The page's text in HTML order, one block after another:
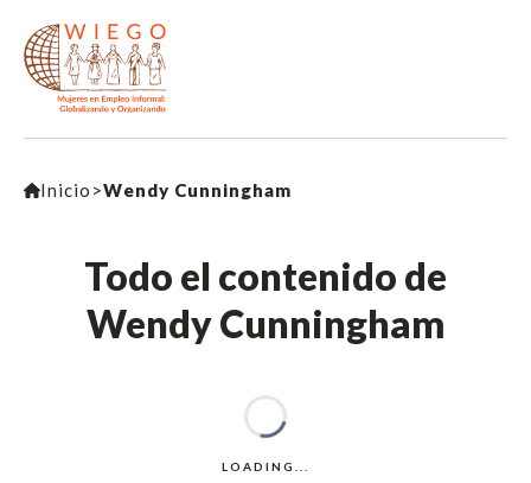
Inicio >Wendy Cunningham
Todo el contenido de
Wendy Cunningham